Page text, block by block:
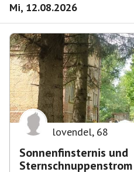
Mi, 12.08.2026
lovendel, 68
Sonnenfinsternis und
Sternschnuppenstrom